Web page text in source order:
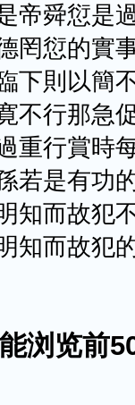
帝舜愆是
罔愆的實
下則以簡
不行那急
重行賞時
若是有功
知而故犯
知而故犯
浏览前